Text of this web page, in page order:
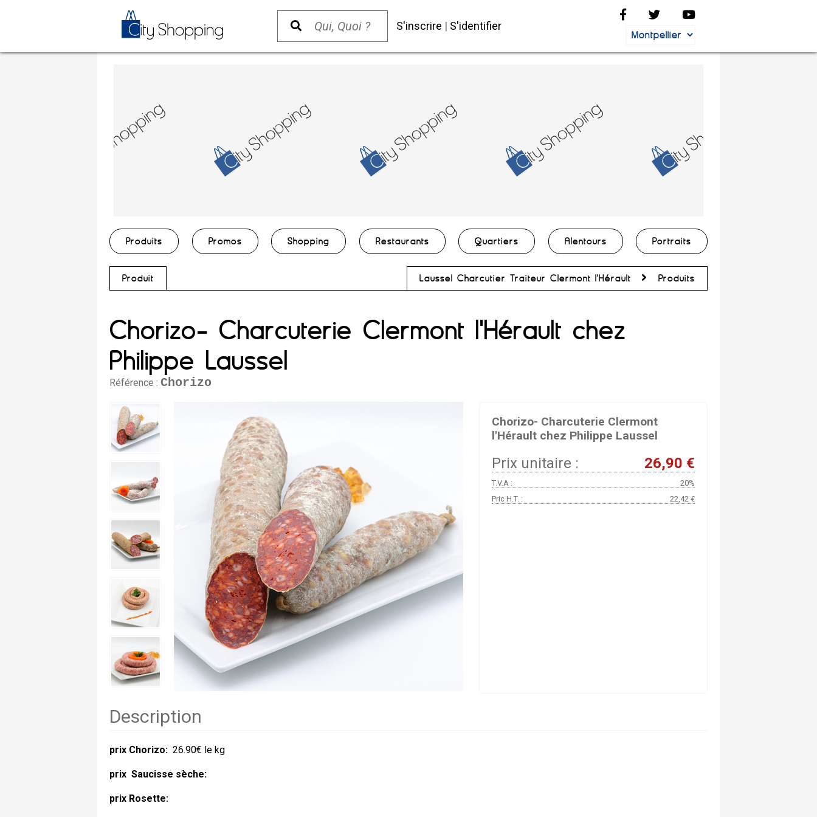
S'inscrire | S'identifier
Produits Promos Shopping Restaurants Quartiers Alentours Portraits
Produit Laussel Charcutier Traiteur Clermont l'Hérault Produits
Chorizo- Charcuterie Clermont l'Hérault chez
Philippe Laussel
Référence : Chorizo
Chorizo- Charcuterie Clermont
l'Hérault chez Philippe Laussel
Prix unitaire : 26,90 €
T.V.A :
20%
Pric H.T. :
22,42 €
Description
prix Chorizo: 26.90€ le kg
prix Saucisse sèche:
prix Rosette: